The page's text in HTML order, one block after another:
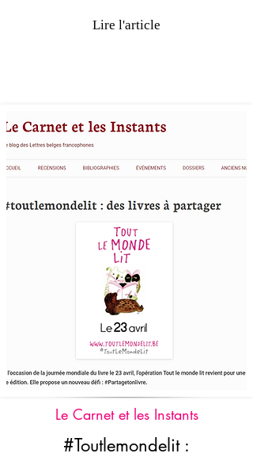
Lire l'article
Le Carnet et les Instants
#Toutlemondelit :